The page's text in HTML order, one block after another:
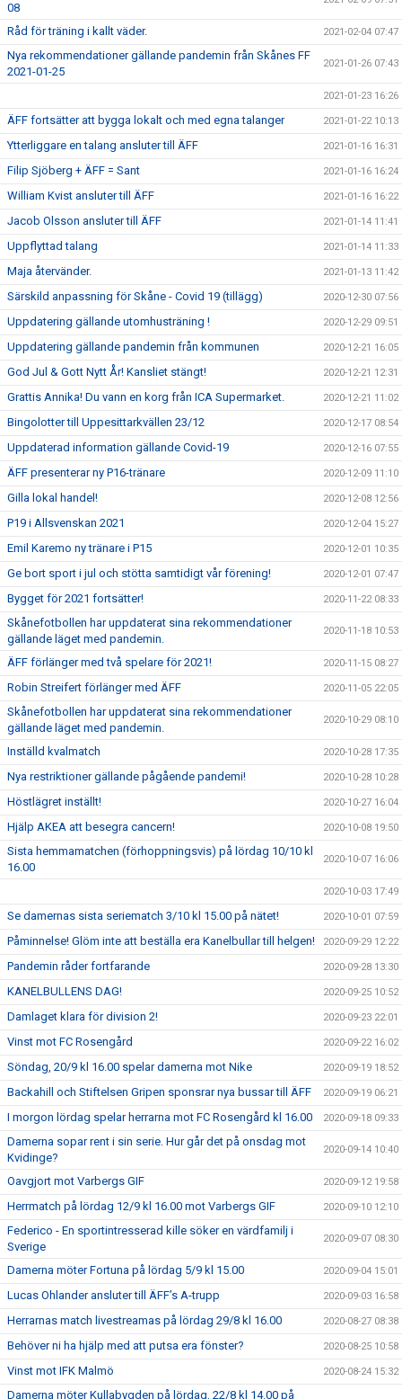
08
Råd för träning i kallt väder. 2021-02-04 07:47
Nya rekommendationer gällande pandemin från Skånes FF
2021-01-25
2021-01-26 07:43
2021-01-23 16:26
ÄFF fortsätter att bygga lokalt och med egna talanger 2021-01-22 10:13
Ytterliggare en talang ansluter till ÄFF 2021-01-16 16:31
Filip Sjöberg + ÄFF = Sant 2021-01-16 16:24
William Kvist ansluter till ÄFF 2021-01-16 16:22
Jacob Olsson ansluter till ÄFF 2021-01-14 11:41
Uppflyttad talang 2021-01-14 11:33
Maja återvänder. 2021-01-13 11:42
Särskild anpassning för Skåne - Covid 19 (tillägg) 2020-12-30 07:56
Uppdatering gällande utomhusträning ! 2020-12-29 09:51
Uppdatering gällande pandemin från kommunen 2020-12-21 16:05
God Jul & Gott Nytt År! Kansliet stängt! 2020-12-21 12:31
Grattis Annika! Du vann en korg från ICA Supermarket. 2020-12-21 11:02
Bingolotter till Uppesittarkvällen 23/12 2020-12-17 08:54
Uppdaterad information gällande Covid-19 2020-12-16 07:55
ÄFF presenterar ny P16-tränare 2020-12-09 11:10
Gilla lokal handel! 2020-12-08 12:56
P19 i Allsvenskan 2021 2020-12-04 15:27
Emil Karemo ny tränare i P15 2020-12-01 10:35
Ge bort sport i jul och stötta samtidigt vår förening! 2020-12-01 07:47
Bygget för 2021 fortsätter! 2020-11-22 08:33
Skånefotbollen har uppdaterat sina rekommendationer
gällande läget med pandemin.
2020-11-18 10:53
ÄFF förlänger med två spelare för 2021! 2020-11-15 08:27
Robin Streifert förlänger med ÄFF 2020-11-05 22:05
Skånefotbollen har uppdaterat sina rekommendationer
gällande läget med pandemin.
2020-10-29 08:10
Inställd kvalmatch 2020-10-28 17:35
Nya restriktioner gällande pågående pandemi! 2020-10-28 10:28
Höstlägret inställt! 2020-10-27 16:04
Hjälp AKEA att besegra cancern! 2020-10-08 19:50
Sista hemmamatchen (förhoppningsvis) på lördag 10/10 kl
16.00
2020-10-07 16:06
2020-10-03 17:49
Se damernas sista seriematch 3/10 kl 15.00 på nätet! 2020-10-01 07:59
Påminnelse! Glöm inte att beställa era Kanelbullar till helgen! 2020-09-29 12:22
Pandemin råder fortfarande 2020-09-28 13:30
KANELBULLENS DAG! 2020-09-25 10:52
Damlaget klara för division 2! 2020-09-23 22:01
Vinst mot FC Rosengård 2020-09-22 16:02
Söndag, 20/9 kl 16.00 spelar damerna mot Nike 2020-09-19 18:52
Backahill och Stiftelsen Gripen sponsrar nya bussar till ÄFF 2020-09-19 06:21
I morgon lördag spelar herrarna mot FC Rosengård kl 16.00 2020-09-18 09:33
Damerna sopar rent i sin serie. Hur går det på onsdag mot
Kvidinge?
2020-09-14 10:40
Oavgjort mot Varbergs GIF 2020-09-12 19:58
Herrmatch på lördag 12/9 kl 16.00 mot Varbergs GIF 2020-09-10 12:10
Federico - En sportintresserad kille söker en värdfamilj i
Sverige
2020-09-07 08:30
Damerna möter Fortuna på lördag 5/9 kl 15.00 2020-09-04 15:01
Lucas Ohlander ansluter till ÄFF’s A-trupp 2020-09-03 16:58
Herrarnas match livestreamas på lördag 29/8 kl 16.00 2020-08-27 08:38
Behöver ni ha hjälp med att putsa era fönster? 2020-08-25 10:58
Vinst mot IFK Malmö 2020-08-24 15:32
Damerna möter Kullabygden på lördag, 22/8 kl 14.00 på